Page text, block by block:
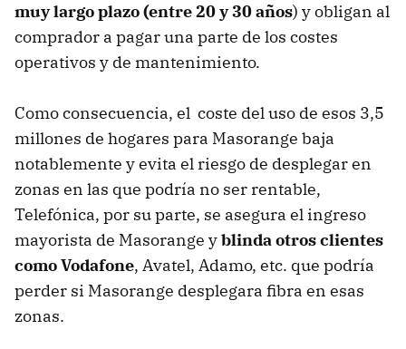
muy largo plazo (entre 20 y 30 años) y obligan al
comprador a pagar una parte de los costes
operativos y de mantenimiento.
Como consecuencia, el coste del uso de esos 3,5
millones de hogares para Masorange baja
notablemente yevita el riesgo de desplegar en
zonas en las que podría no ser rentable,
Telefónica, por su parte, se asegura el ingreso
mayorista de Masorange yblinda otros clientes
como Vodafone, Avatel, Adamo, etc. que podría
perder si Masorange desplegara fibra en esas
zonas.